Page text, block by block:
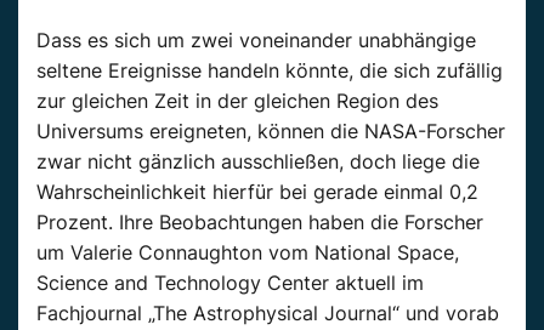
Dass es sich um zwei voneinander unabhängige
seltene Ereignisse handeln könnte, die sich zufällig
zur gleichen Zeit in der gleichen Region des
Universums ereigneten, können die NASA-Forscher
zwar nicht gänzlich ausschließen, doch liege die
Wahrscheinlichkeit hierfür bei gerade einmal 0,2
Prozent. Ihre Beobachtungen haben die Forscher
um Valerie Connaughton vom National Space,
Science and Technology Center aktuell im
Fachjournal „The Astrophysical Journal“ und vorab